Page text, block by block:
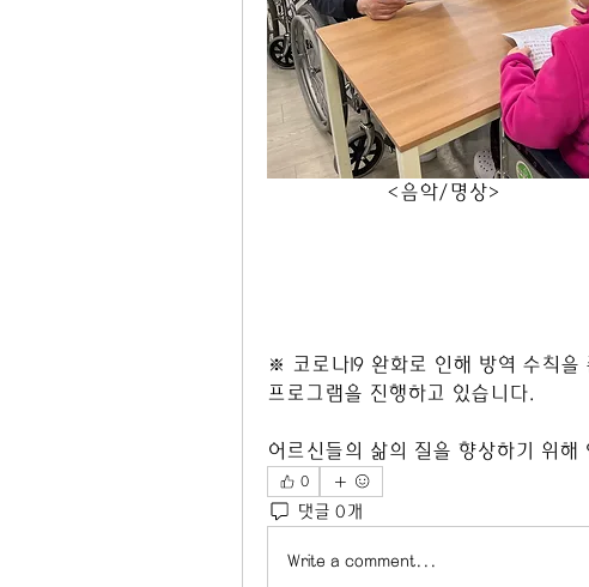
                    <음악/명상>
※ 코로나19 완화로 인해 방역 수칙
프로그램을 진행하고 있습니다.
어르신들의 삶의 질을 향상하기 위해
0
댓글 0개
Write a comment...